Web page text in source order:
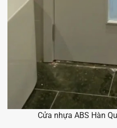
Cửa nhựa ABS Hàn